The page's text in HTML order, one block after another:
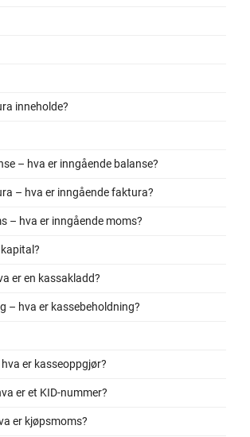
inneholde?
– hva er inngående balanse?
– hva er inngående faktura?
– hva er inngående moms?
er en kassakladd?
– hva er kassebeholdning?
er kasseoppgjør?
er et KID-nummer?
er kjøpsmoms?